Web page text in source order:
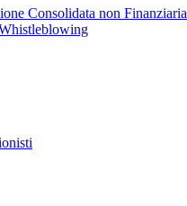
Consolidata non Finanziaria